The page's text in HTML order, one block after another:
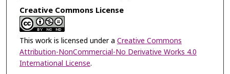
Creative Commons License
This work is licensed under a Creative Commons
Attribution-NonCommercial-No Derivative Works 4.0
International License.